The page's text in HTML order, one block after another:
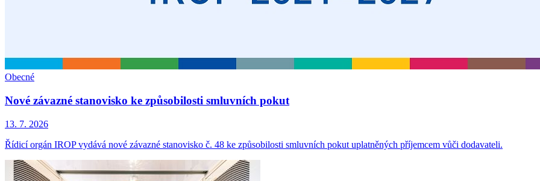
Obecné
Nové závazné stanovisko ke způsobilosti smluvních pokut
13. 7. 2026
Řídicí orgán IROP vydává nové závazné stanovisko č. 48 ke způsobilosti smluvních pokut uplatněných příjemcem vůči dodavateli.